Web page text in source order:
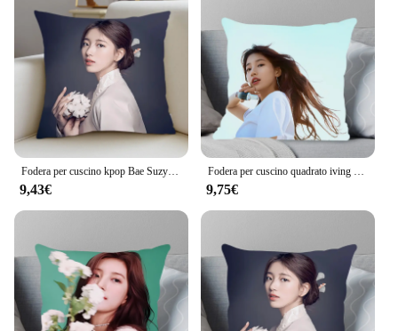
Fodera per cuscino kpop Bae Suzy room bedroomo office coffee shop Dakimakura Throw room federa star girl Home Decor Korean Wave
9,43€
Fodera per cuscino quadrato iving room car restaurant deck chair Dakimakura Throw federa bolster Bae Suzy bolster Home Decor
9,75€